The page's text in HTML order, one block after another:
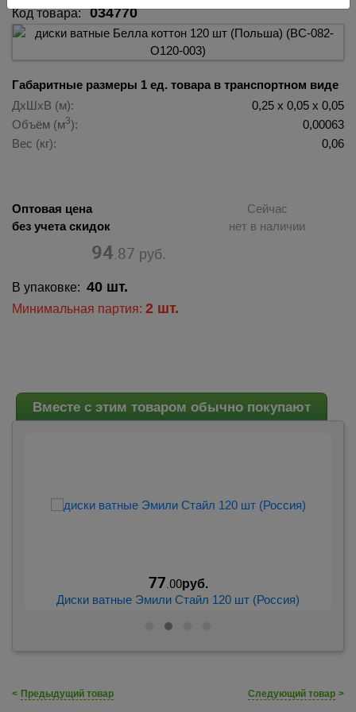
Код товара:034770
Габаритные размеры 1 ед. товара в транспортном виде
ДхШхВ (м):
0,25 х 0,05 х 0,05
Объём (м3):
0,00063
Вес (кг):
0,06
Оптовая цена
без учета скидок
94.87 руб.
Сейчас
нет в наличии
В упаковке: 40 шт.
Минимальная партия: 2 шт.
Вместе с этим товаром обычно покупают
77.00руб.
Диски ватные Эмили Стайл 120 шт (Россия)
< Предыдущий товар Следующий товар >